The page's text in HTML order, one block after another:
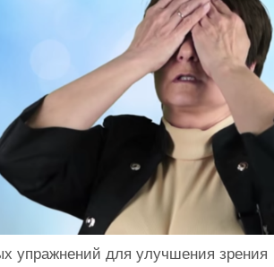
упражнений для улучшения зрения